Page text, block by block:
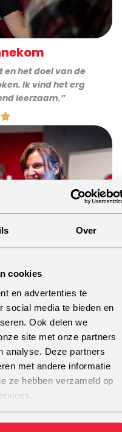
Over
cookies
en advertenties te
social media te bieden en
Ook delen we
site met onze partners
analyse. Deze partners
met andere informatie
ze hebben verzameld op
en het doel van de
Ik vind het erg
leerzaam.”
les van Janneke
bereikt en we
te leren.”